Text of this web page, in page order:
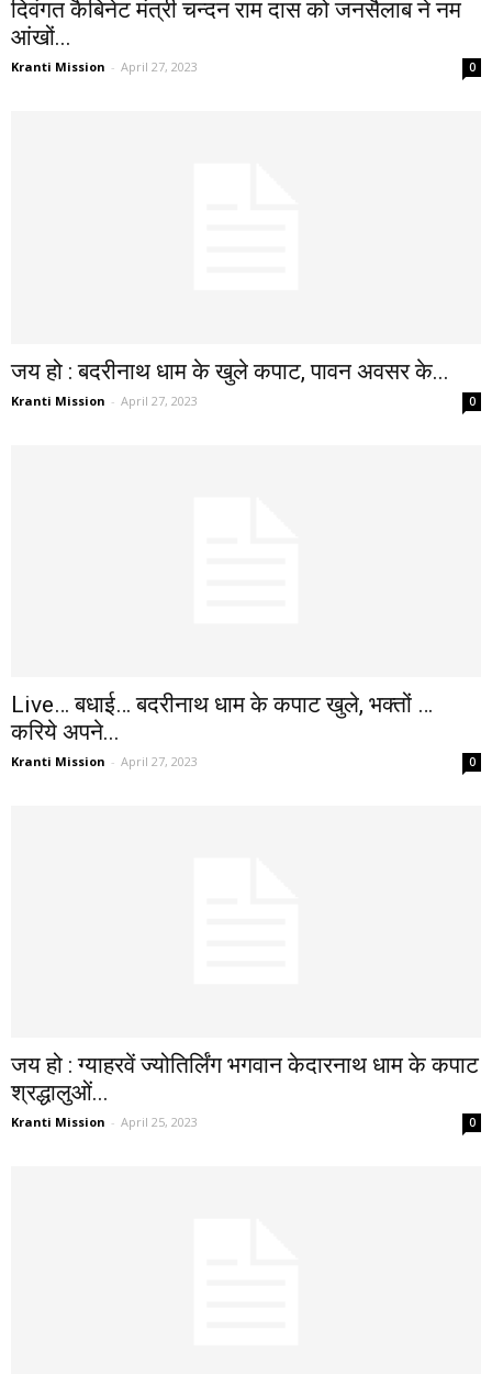
दिवंगत कैबिनेट मंत्री चन्दन राम दास को जनसैलाब ने नम
आंखों...
Kranti Mission - April 27, 2023 0
जय हो : बदरीनाथ धाम के खुले कपाट, पावन अवसर के...
Kranti Mission - April 27, 2023 0
Live… बधाई… बदरीनाथ धाम के कपाट खुले, भक्तों …
करिये अपने...
Kranti Mission - April 27, 2023 0
जय हो : ग्याहरवें ज्योतिर्लिंग भगवान केदारनाथ धाम के कपाट
श्रद्धालुओं...
Kranti Mission - April 25, 2023 0